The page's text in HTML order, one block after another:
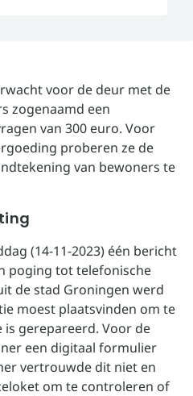
voor de deur met de
zogenaamd een
van 300 euro. Voor
proberen ze de
van bewoners te
(14-11-2023) één bericht
poging tot telefonische
de stad Groningen werd
moest plaatsvinden om te
gerepareerd. Voor de
een digitaal formulier
vertrouwde dit niet en
om te controleren of